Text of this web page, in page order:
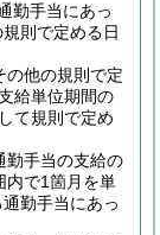
勤手当にあっ
則で定める日
の他の規則で定
給単位期間の
て規則で定め
勤手当の支給の
内で1箇月を単
勤手当にあっ